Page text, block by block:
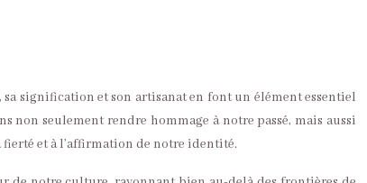
sa signification et son artisanat en font un élément essentiel
seulement rendre hommage à notre passé, mais aussi
et à l’affirmation de notre identité.